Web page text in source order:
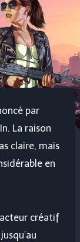
par
La raison
claire, mais
en
créatif